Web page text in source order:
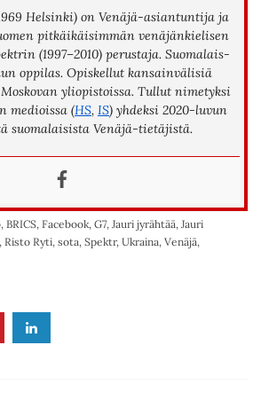
Helsinki) on Venäjä-asiantuntija ja
pitkäikäisimmän venäjänkielisen
(1997–2010) perustaja. Suomalais-
oppilas. Opiskellut kansainvälisiä
yliopistoissa. Tullut nimetyksi
medioissa (HS, IS) yhdeksi 2020-luvun
suomalaisista Venäjä-tietäjistä.
, BRICS, Facebook, G7, Jauri jyrähtää, Jauri
, Risto Ryti, sota, Spektr, Ukraina, Venäjä,